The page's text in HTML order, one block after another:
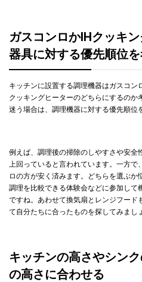
ガスコンロかIHクッキ
器具に対する優先順位を
キッチンに設置する調理機器はガスコン
クッキングヒーターのどちらにするの
迷う場合は、調理機器に対する優先順位
例えば、調理後の掃除のしやすさや安全
上回っていると言われています。一方
ロの方が安く済みます。どちらを選ぶか
調理を比較できる体験会などに参加して
ですね。あわせて換気扇とレンジフード
て自分たちに合ったものを探してみまし
キッチンの高さやシン
の高さに合わせる